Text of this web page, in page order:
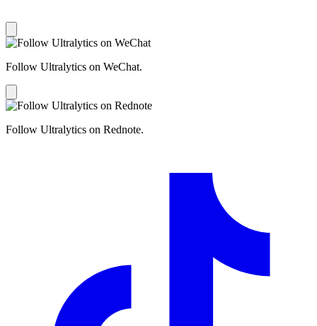
Follow Ultralytics on WeChat.
Follow Ultralytics on Rednote.